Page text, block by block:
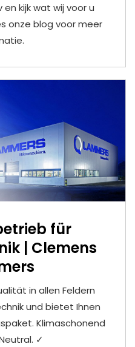
kijk wat wij voor u
onze blog voor meer
für
| Clemens
in allen Feldern
und bietet Ihnen
Klimaschonend
✓